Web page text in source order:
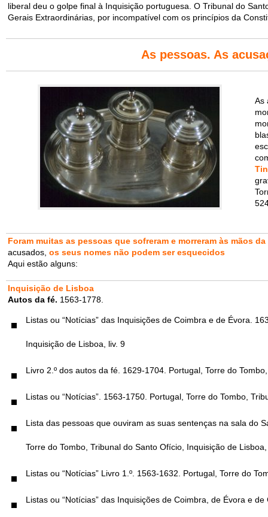
liberal deu o golpe final à Inquisição portuguesa. O Tribunal do
Gerais Extraordinárias, por incompatível com os princípios da
As pessoas. As
As
Foram muitas as pessoas que sofreram e morreram às mãos
acusados, os seus nomes não podem ser esquecidos
Aqui estão alguns:
Inquisição de Lisboa
Autos da fé. 1563-1778.
Listas ou “Notícias” das Inquisições de Coimbra e de Évora.
Inquisição de Lisboa, liv. 9
Livro 2.º dos autos da fé. 1629-1704. Portugal, Torre do
Listas ou “Notícias”. 1563-1750. Portugal, Torre do Tombo,
Lista das pessoas que ouviram as suas sentenças na sala
Torre do Tombo, Tribunal do Santo Ofício, Inquisição de
Listas ou “Notícias” Livro 1.º. 1563-1632. Portugal, Torre do
Listas ou “Notícias” das Inquisições de Coimbra, de Évora e